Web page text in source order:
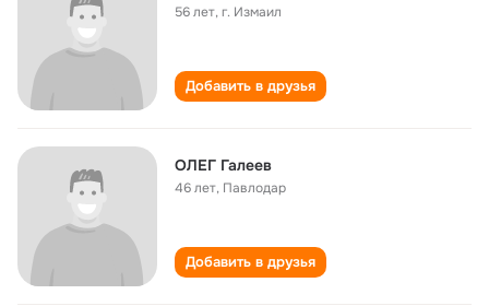
56 лет,г. Измаил
Добавить в друзья
ОЛЕГ Галеев
46 лет, Павлодар
Добавить в друзья